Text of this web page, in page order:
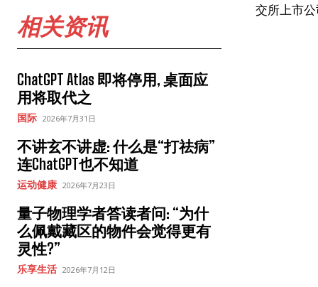
相关资讯
ChatGPT Atlas 即将停用, 桌面应
用将取代之
国际 2026年7月31日
不讲玄不讲虚: 什么是“打祛病”
连ChatGPT也不知道
运动健康 2026年7月23日
量子物理学者答读者问: “为什
么佩戴藏区的物件会觉得更有
灵性?”
乐享生活 2026年7月12日
交所上市公